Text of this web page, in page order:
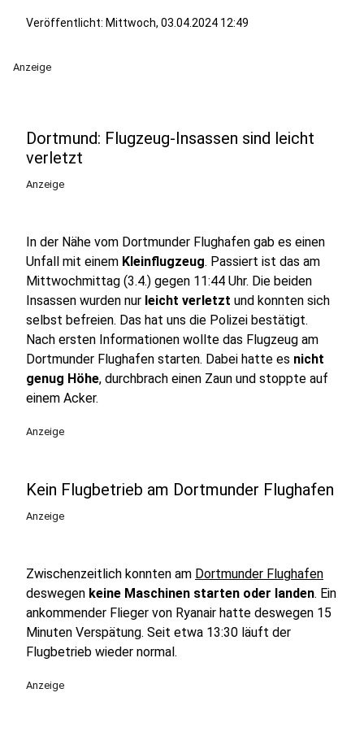
Veröffentlicht: Mittwoch, 03.04.2024 12:49
Anzeige
Dortmund: Flugzeug-Insassen sind leicht
verletzt
Anzeige
In der Nähe vom Dortmunder Flughafen gab es einen
Unfall mit einem Kleinflugzeug. Passiert ist das am
Mittwochmittag (3.4.) gegen 11:44 Uhr. Die beiden
Insassen wurden nur leicht verletzt und konnten sich
selbst befreien. Das hat uns die Polizei bestätigt.
Nach ersten Informationen wollte das Flugzeug am
Dortmunder Flughafen starten. Dabei hatte es nicht
genug Höhe, durchbrach einen Zaun und stoppte auf
einem Acker.
Anzeige
Kein Flugbetrieb am Dortmunder Flughafen
Anzeige
Zwischenzeitlich konnten am Dortmunder Flughafen
deswegen keine Maschinen starten oder landen. Ein
ankommender Flieger von Ryanair hatte deswegen 15
Minuten Verspätung. Seit etwa 13:30 läuft der
Flugbetrieb wieder normal.
Anzeige